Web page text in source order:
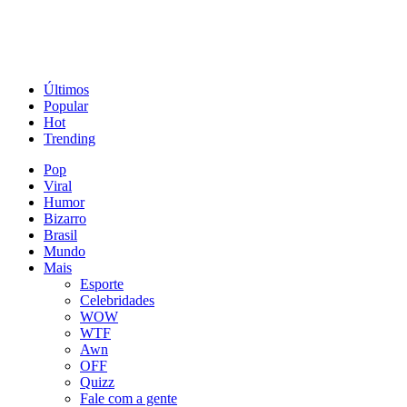
Últimos
Popular
Hot
Trending
Pop
Viral
Humor
Bizarro
Brasil
Mundo
Mais
Esporte
Celebridades
WOW
WTF
Awn
OFF
Quizz
Fale com a gente